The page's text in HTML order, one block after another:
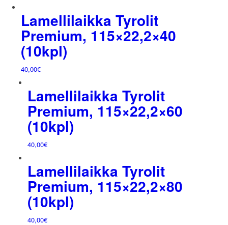
Lamellilaikka Tyrolit
Premium, 115×22,2×40
(10kpl)
40,00€
Lamellilaikka Tyrolit
Premium, 115×22,2×60
(10kpl)
40,00€
Lamellilaikka Tyrolit
Premium, 115×22,2×80
(10kpl)
40,00€